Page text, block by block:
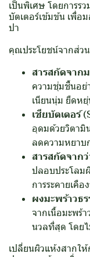
เป็นพิเศษ โดยการร
บัตเตอร์เข้มข้น เพื่
ปา
คุณประโยชน์จากส่ว
สารสกัดจาก
ความชุ่มชื้นอย่
เนียนนุ่ม ยืดห
เชียบัตเตอร์
อุดมด้วยวิตามิ
ลดความหยาบ
สารสกัดจาก
ปลอบประโลม
การระคายเคื
ผงมะพร้าวธ
จากเนื้อมะพร้
นวลที่สุด โดย
เปลี่ยนผิวแห้งสากใ